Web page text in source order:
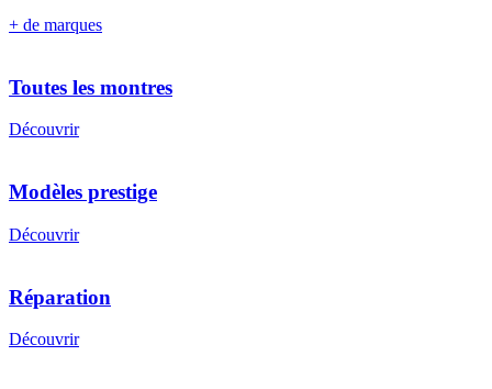
+ de marques
Toutes les montres
Découvrir
Modèles prestige
Découvrir
Réparation
Découvrir